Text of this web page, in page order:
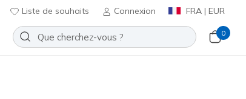
Liste de souhaits Connexion FRA | EUR
0